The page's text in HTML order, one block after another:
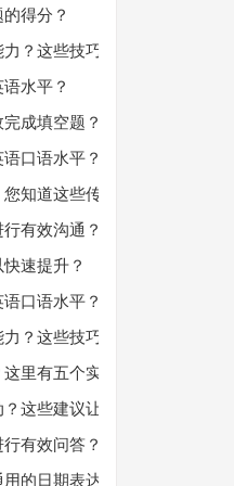
得分？
？这些技巧你必须知道！
水平？
成填空题？
口语水平？
知道这些传统吗？
行有效沟通？——实用英语口
速提升？
口语水平？
？这些技巧你必须知道！
里有五个实用建议！
这些建议让您的活动更加丰
有效问答？——实用技巧分享
的日期表达？